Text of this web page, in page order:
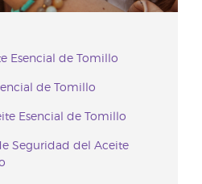
Esencial de Tomillo
de Tomillo
Esencial de Tomillo
Seguridad del Aceite